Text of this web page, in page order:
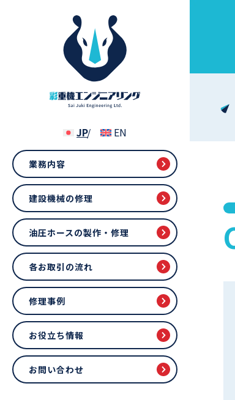
業務内容
建設機械の修理
油圧ホースの製作・修理
各お取引の流れ
修理事例
お役立ち情報
お問い合わせ